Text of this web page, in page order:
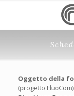
Oggetto della
(progetto FluoCom)